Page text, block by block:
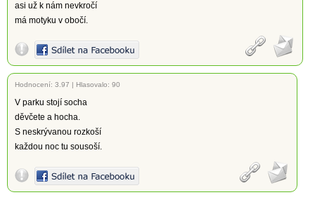
asi už k nám nevkročí
má motyku v obočí.
Hodnocení: 3.97 | Hlasovalo: 90
V parku stojí socha
děvčete a hocha.
S neskrývanou rozkoší
každou noc tu sousoší.